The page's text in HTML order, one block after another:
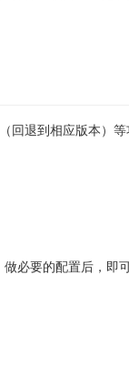
回退到相应版本）等
必要的配置后，即